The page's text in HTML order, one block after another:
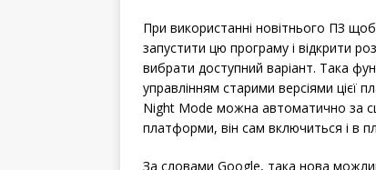
При використанні новітнього ПЗ
запустити цю програму і відкрити
вибрати доступний варіант. Така
управлінням старими версіями цієї
Night Mode можна автоматично за
платформи, він сам включиться і в
За словами Google, така нова